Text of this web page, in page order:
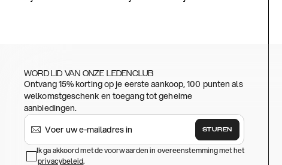
WORD LID VAN ONZE LEDENCLUB
Ontvang 15% korting op je eerste aankoop, 100 punten als
welkomstgeschenk en toegang tot geheime
aanbiedingen.
STUREN
Ik ga akkoord met de voorwaarden in overeenstemming met het
privacybeleid.